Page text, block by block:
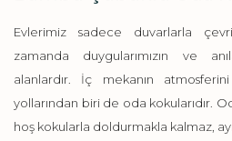
Evlerimiz sadece duvarlarla
zamanda duygularımızın ve
alanlardır. İç mekanın
yollarından biri de oda kokularıdır.
hoş kokularla doldurmakla kalmaz,